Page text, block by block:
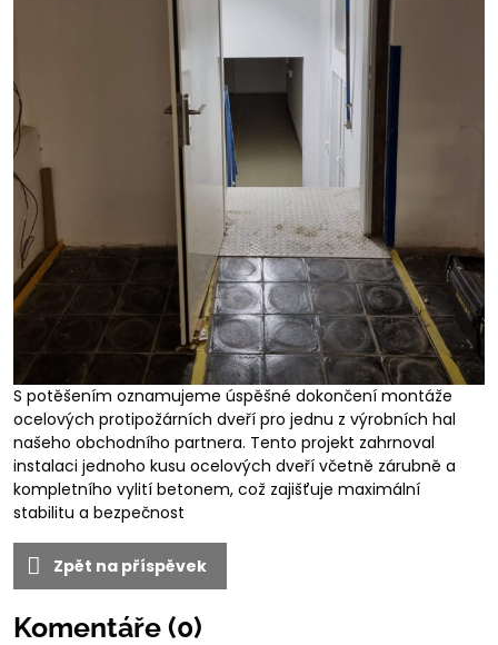
S potěšením oznamujeme úspěšné dokončení montáže
ocelových protipožárních dveří pro jednu z výrobních hal
našeho obchodního partnera. Tento projekt zahrnoval
instalaci jednoho kusu ocelových dveří včetně zárubně a
kompletního vylití betonem, což zajišťuje maximální
stabilitu a bezpečnost
Zpět na příspěvek
Komentáře (0)